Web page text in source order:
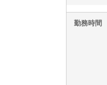
勤務時間